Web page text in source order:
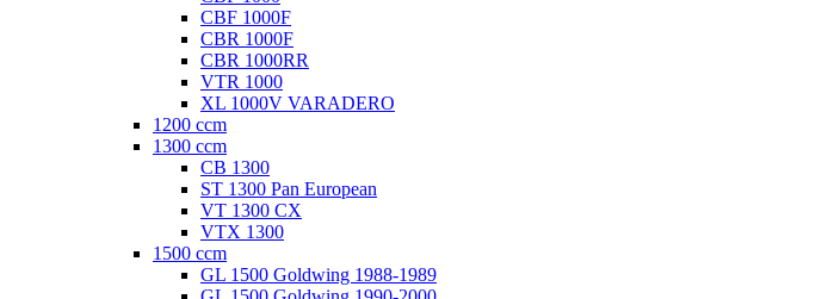
CBF 1000F
CBR 1000F
CBR 1000RR
VTR 1000
XL 1000V VARADERO
1200 ccm
1300 ccm
CB 1300
ST 1300 Pan European
VT 1300 CX
VTX 1300
1500 ccm
GL 1500 Goldwing 1988-1989